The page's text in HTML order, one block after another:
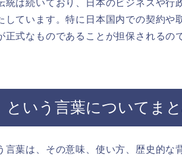
統は続いており、日本のビジネスや行
しています。特に日本国内での契約や
正式なものであることが担保されるの
という言葉についてま
言葉は、その意味、使い方、歴史的